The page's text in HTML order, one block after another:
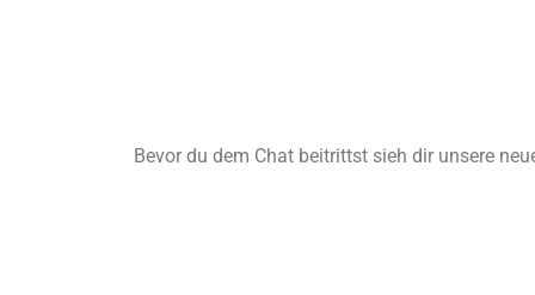
Bevor du dem Chat beitrittst sieh dir unsere